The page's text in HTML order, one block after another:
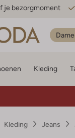
je bezorgmoment
Kleding
Kleding Jeans